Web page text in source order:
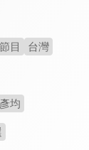
目 台灣
均